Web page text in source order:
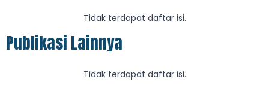
Tidak terdapat daftar isi.
Publikasi Lainnya
Tidak terdapat daftar isi.